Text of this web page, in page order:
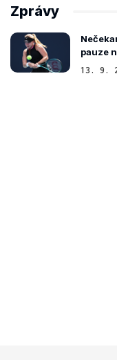
Zprávy
pauze
13. 9.